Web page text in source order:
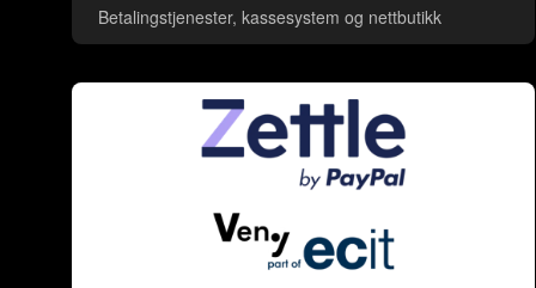
Betalingstjenester, kassesystem og nettbutikk